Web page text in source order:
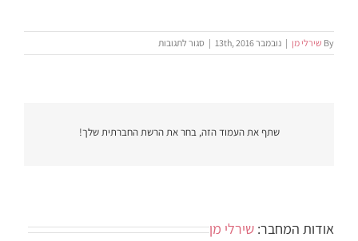
By שירלי מן | נובמבר 13th, 2016 | סגור לתגובות
handonscreen.jpg
שתף את העמוד הזה, בחר את הרשת החברתית שלך!
אודות המחבר: שירלי מן